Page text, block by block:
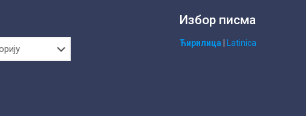
Избор писма
Ћирилица | Latinica